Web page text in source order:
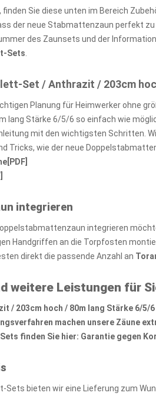
Sie diese unten im Bereich
der neue Stabmattenzaun perfekt
des Zaunsets und der
Sets
Set / Anthrazit / 203cm
Planung für Heimwerker ohne
Stärke 6/5/6 so einfach wie
mit den wichtigsten Schritten.
Tricks, wie der neue
integrieren
integrieren
Handgriffen an die Torpfosten
direkt die passende Anzahl an
weitere Leistungen für
/ 203cm hoch / 80m lang Stärke 6/5/
machen unsere Zäune
finden Sie hier: Garantie gegen
bieten wir eine Lieferung zum